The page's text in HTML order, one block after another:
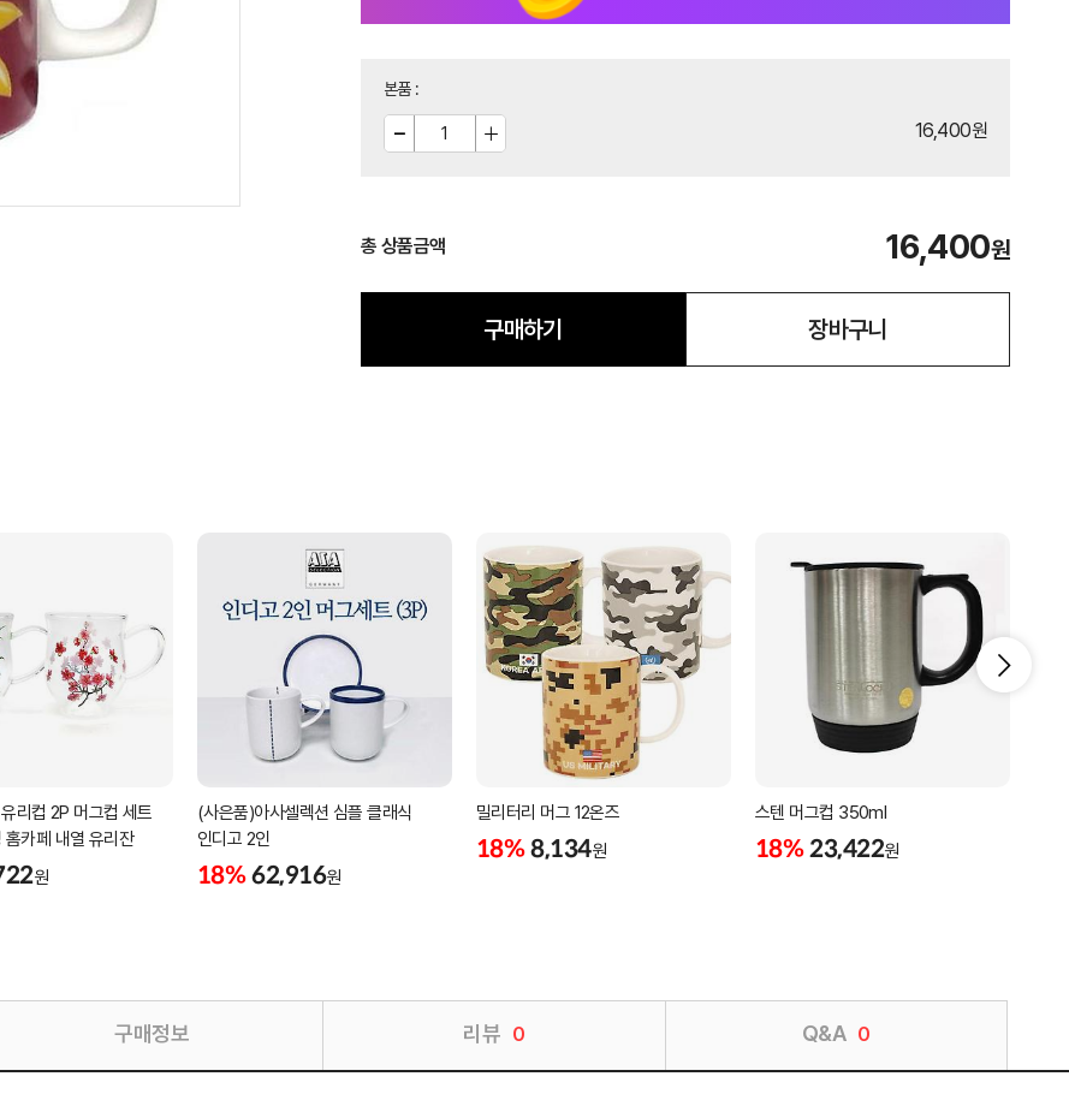
본품:
16,400원
총 상품금액 16,400원
구매하기 장바구니
리컵 2P 머그컵 세트
카페 내열 유리잔
원
(사은품)아사셀렉션 심플 클래식
인디고 2인
18% 62,916원
밀리터리 머그 12온즈
18% 8,134원
스텐 머그컵 350ml
18% 23,422원
구매정보 리뷰 0 Q&A 0